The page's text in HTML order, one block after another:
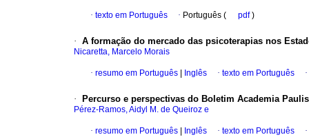
· texto em Português · Português ( pdf)
· A formação do mercado das psicoterapias nos
Nicaretta, Marcelo Morais
· resumo em Português Inglês · texto em Português ·
· Percurso e perspectivas do Boletim Academia
Pérez-Ramos, Aidyl M. de Queiroz e
· resumo em Português Inglês · texto em Português ·